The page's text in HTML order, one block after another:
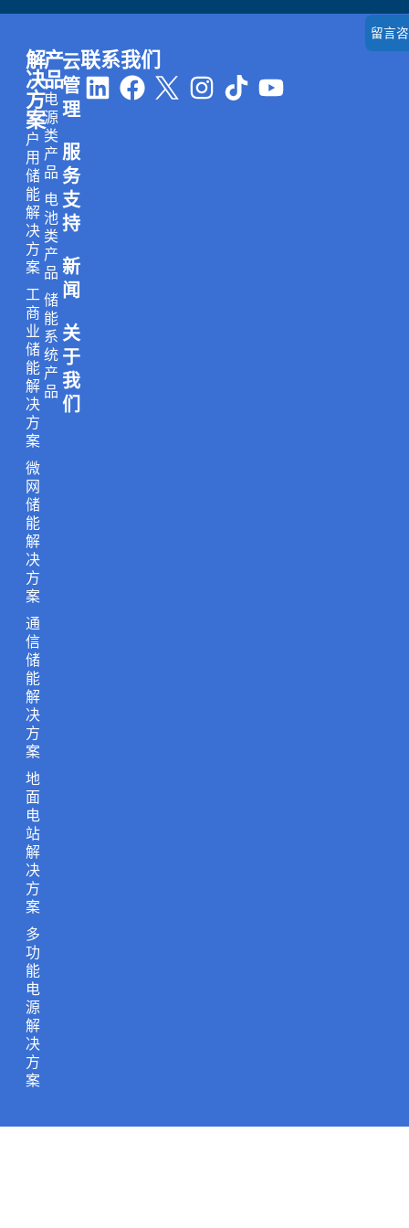
解
决
方
案
户
用
储
能
解
决
方
案
工
商
业
储
能
解
决
方
案
微
网
储
能
解
决
方
案
通
信
储
能
解
决
方
案
地
面
电
站
解
决
方
案
多
功
能
电
源
解
决
方
案
产
品
电
源
类
产
品
电
池
类
产
品
储
能
系
统
产
品
云
管
理
服
务
支
持
新
闻
关
于
我
们
联系我们
L
i
F
a
I
n
T
i
Y
留言